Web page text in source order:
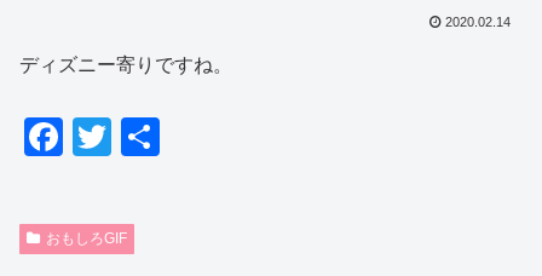
2020.02.14
ディズニー寄りですね。
F
c
e
T
tt
er
おもしろGIF